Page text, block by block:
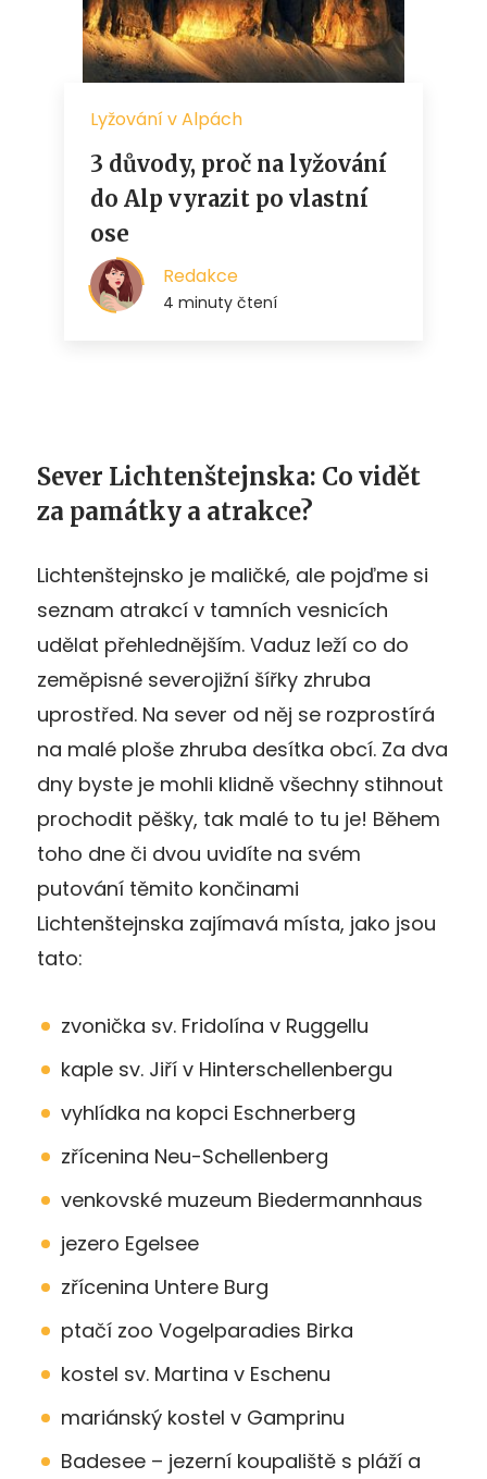
Sever Lichtenštejnska: Co vidět
za památky a atrakce?
Lichtenštejnsko je maličké, ale pojďme si
seznam atrakcí v tamních vesnicích
udělat přehlednějším. Vaduz leží co do
zeměpisné severojižní šířky zhruba
uprostřed. Na sever od něj se rozprostírá
na malé ploše zhruba desítka obcí. Za dva
dny byste je mohli klidně všechny stihnout
prochodit pěšky, tak malé to tu je! Během
toho dne či dvou uvidíte na svém
putování těmito končinami
Lichtenštejnska zajímavá místa, jako jsou
tato:
zvonička sv. Fridolína v Ruggellu
kaple sv. Jiří v Hinterschellenbergu
vyhlídka na kopci Eschnerberg
zřícenina Neu-Schellenberg
venkovské muzeum Biedermannhaus
jezero Egelsee
zřícenina Untere Burg
ptačí zoo Vogelparadies Birka
kostel sv. Martina v Eschenu
mariánský kostel v Gamprinu
Badesee – jezerní koupaliště s pláží a